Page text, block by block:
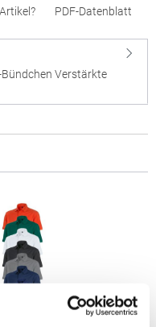
PDF-Datenblatt
Verstärkte